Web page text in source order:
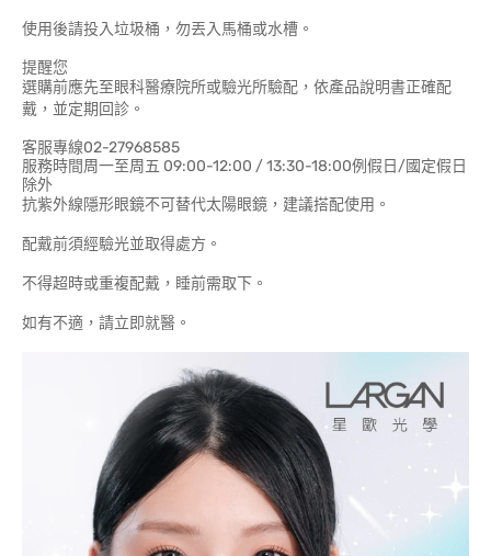
使用後請投入垃圾桶，勿丟入馬桶或水槽。
提醒您
選購前應先至眼科醫療院所或驗光所驗配，依產品說明書正確配
戴，並定期回診。
客服專線02-27968585
服務時間周一至周五 09:00-12:00 / 13:30-18:00例假日/國定假日
除外
抗紫外線隱形眼鏡不可替代太陽眼鏡，建議搭配使用。
配戴前須經驗光並取得處方。
不得超時或重複配戴，睡前需取下。
如有不適，請立即就醫。